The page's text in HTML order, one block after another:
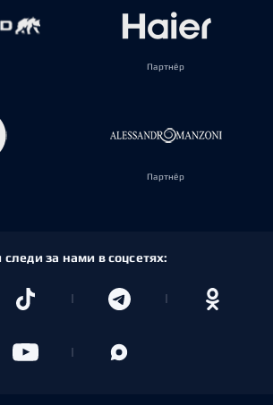
Партнёр
Партнёр
за нами в соцсетях: